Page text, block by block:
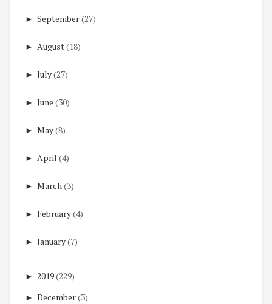
► September(27)
► August(18)
► July(27)
► June (30)
► May(8)
► April (4)
► March(3)
► February(4)
► January(7)
► 2019(229)
► December(3)